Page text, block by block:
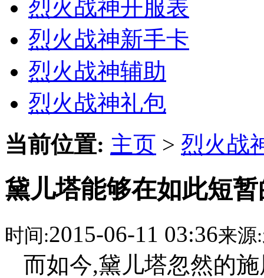
烈火战神开服表
烈火战神新手卡
烈火战神辅助
烈火战神礼包
当前位置: 主页 > 烈火战
黛儿塔能够在如此短
时间:2015-06-11 03:36来源:
而如今,黛儿塔忽然的